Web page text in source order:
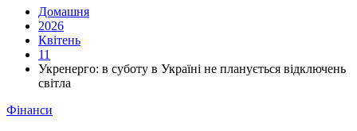
Домашня
2026
Квітень
11
Укренерго: в суботу в Україні не планується відключень
світла
Категорії
Фінанси